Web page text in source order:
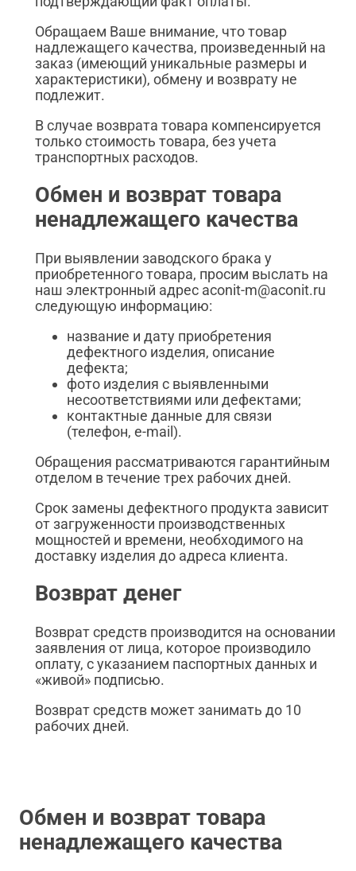
Обращаем Ваше внимание, что товар
надлежащего качества, произведенный на
заказ (имеющий уникальные размеры и
характеристики), обмену и возврату не
подлежит.
В случае возврата товара компенсируется
только стоимость товара, без учета
транспортных расходов.
Обмен и возврат товара
ненадлежащего качества
При выявлении заводского брака у
приобретенного товара, просим выслать на
наш электронный адрес aconit-m@aconit.ru
следующую информацию:
название и дату приобретения
дефектного изделия, описание
дефекта;
фото изделия с выявленными
несоответствиями или дефектами;
контактные данные для связи
(телефон, e-mail).
Обращения рассматриваются гарантийным
отделом в течение трех рабочих дней.
Срок замены дефектного продукта зависит
от загруженности производственных
мощностей и времени, необходимого на
доставку изделия до адреса клиента.
Возврат денег
Возврат средств производится на основании
заявления от лица, которое производило
оплату, с указанием паспортных данных и
«живой» подписью.
Возврат средств может занимать до 10
рабочих дней.
Обмен и возврат товара
ненадлежащего качества